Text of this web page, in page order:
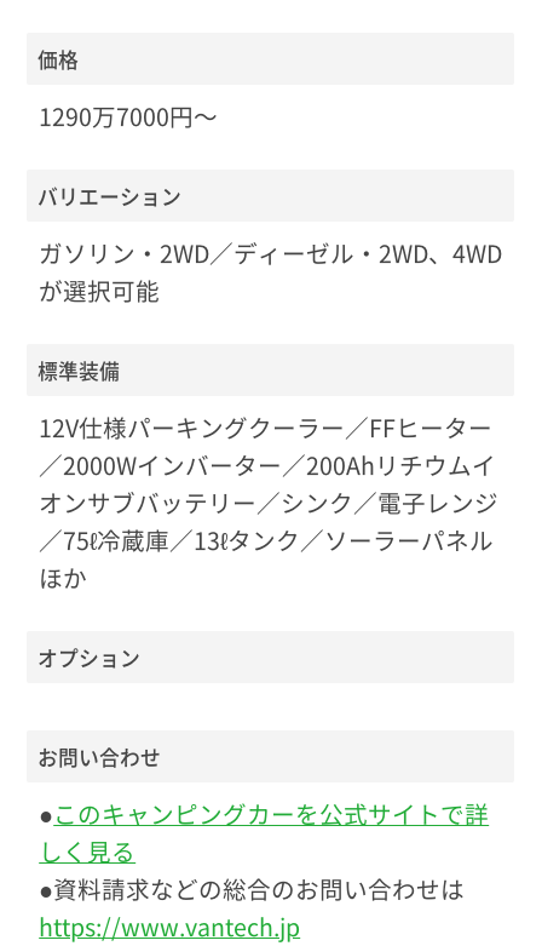
価格
1290万7000円〜
バリエーション
ガソリン・2WD／ディーゼル・2WD、4WD
が選択可能
標準装備
12V仕様パーキングクーラー／FFヒーター
／2000Wインバーター／200Ahリチウムイ
オンサブバッテリー／シンク／電子レンジ
／75ℓ冷蔵庫／13ℓタンク／ソーラーパネル
ほか
オプション
お問い合わせ
●このキャンピングカーを公式サイトで詳
しく見る
●資料請求などの総合のお問い合わせは
https://www.vantech.jp